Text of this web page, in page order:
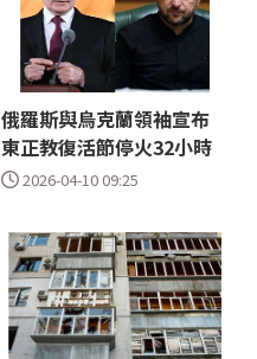
俄羅斯與烏克蘭領袖宣布
東正教復活節停火32小時
2026-04-10 09:25